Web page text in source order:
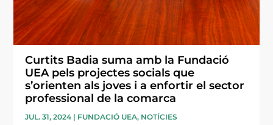
Curtits Badia suma amb la Fundació
UEA pels projectes socials que
s’orienten als joves i a enfortir el sector
professional de la comarca
JUL. 31, 2024 | FUNDACIÓ UEA, NOTÍCIES